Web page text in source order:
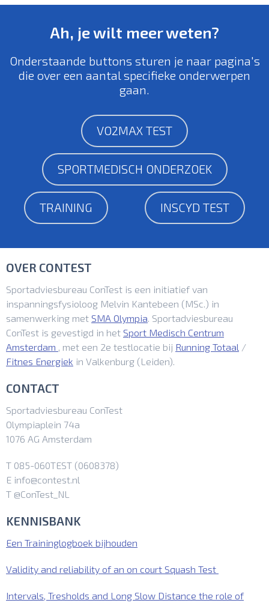
Ah, je wilt meer weten?
Onderstaande buttons sturen je naar pagina's
die over een aantal specifieke onderwerpen
gaan.
VO2MAX TEST
SPORTMEDISCH ONDERZOEK
TRAINING INSCYD TEST
OVER CONTEST
Sportadviesbureau ConTest is een initiatief van
inspanningsfysioloog Melvin Kantebeen (MSc.) in
samenwerking met SMA Olympia . Sportadviesbureau
ConTest is gevestigd in het Sport Medisch Centrum
Amsterdam
, met een 2e testlocatie bij Running Totaal /
Fitnes Energiek in Valkenburg (Leiden).
CONTACT
Sportadviesbureau ConTest
Olympiaplein 74a
1076 AG Amsterdam
T 085-060TEST (0608378)
E info@contest.nl
T @ConTest_NL
KENNISBANK
Een Traininglogboek bijhouden
Validity and reliability of an on court Squash Test
Intervals, Tresholds and Long Slow Distance the role of